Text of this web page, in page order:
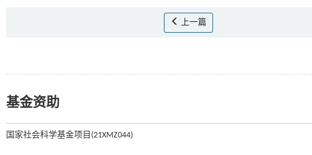
上一篇
基金资助
国家社会科学基金项目(21XMZ044)